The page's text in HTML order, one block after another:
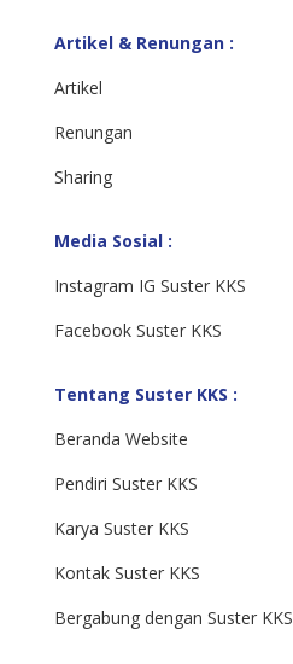
Artikel & Renungan :
Artikel
Renungan
Sharing
Media Sosial :
Instagram IG Suster KKS
Facebook Suster KKS
Tentang Suster KKS :
Beranda Website
Pendiri Suster KKS
Karya Suster KKS
Kontak Suster KKS
Bergabung dengan Suster KKS